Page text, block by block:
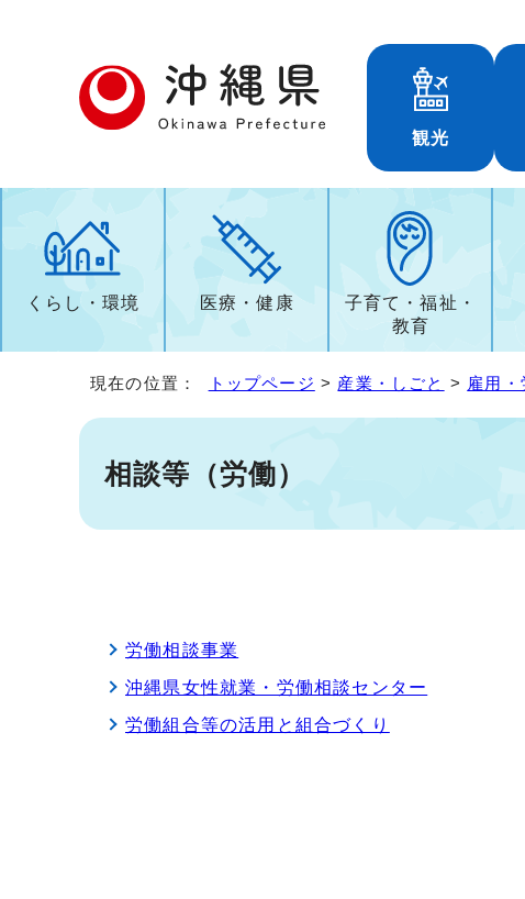
観光
くらし・環境 医療・健康
子育て・福祉・
教育
現在の位置： トップページ > 産業・しごと > 雇用
相談等（労働）
労働相談事業
沖縄県女性就業・労働相談センター
労働組合等の活用と組合づくり